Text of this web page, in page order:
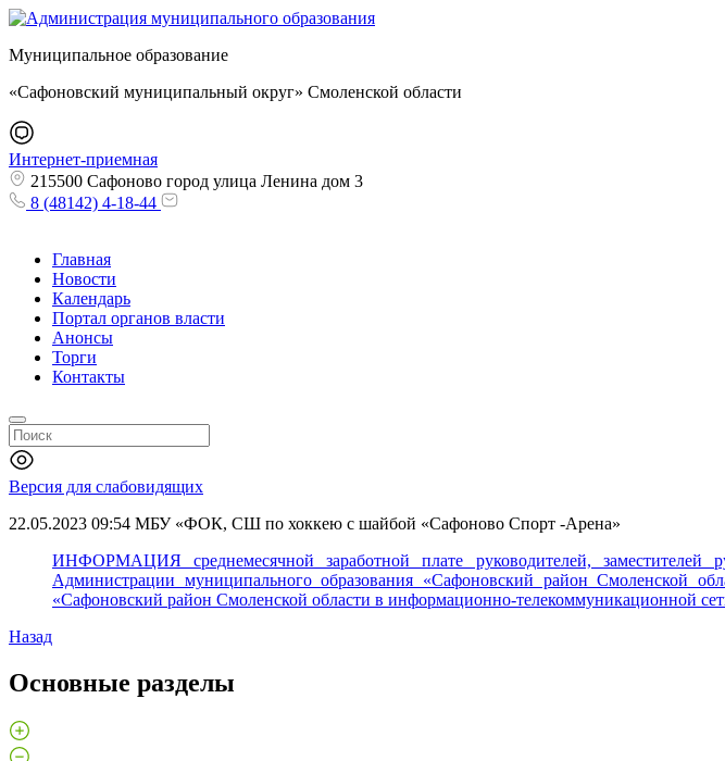
Муниципальное образование
«Сафоновский муниципальный округ» Смоленской области
Интернет-приемная
215500 Сафоново город улица Ленина дом 3
8 (48142) 4-18-44
Главная
Новости
Календарь
Портал органов власти
Анонсы
Торги
Контакты
Версия для слабовидящих
22.05.2023 09:54 МБУ «ФОК, СШ по хоккею с шайбой «Сафоново Спорт -Арена»
ИНФОРМАЦИЯ среднемесячной заработной плате руководителей, заместителей
Администрации муниципального образования «Сафоновский район Смоленской
«Сафоновский район Смоленской области в информационно-телекоммуникационной
Назад
Основные разделы